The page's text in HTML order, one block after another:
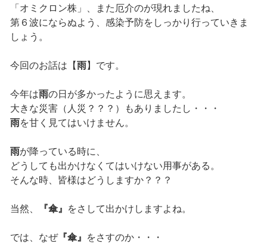
「オミクロン株」、また厄介のが現れましたね、
第６波にならぬよう、感染予防をしっかり行っていきま
しょう。
今回のお話は【雨】です。
今年は雨の日が多かったように思えます。
大きな災害（人災？？？）もありましたし・・・
雨を甘く見てはいけません。
雨が降っている時に、
どうしても出かけなくてはいけない用事がある。
そんな時、皆様はどうしますか？？？
当然、 『傘』 をさして出かけしますよね。
では、なぜ『傘』
をさすのか・・・